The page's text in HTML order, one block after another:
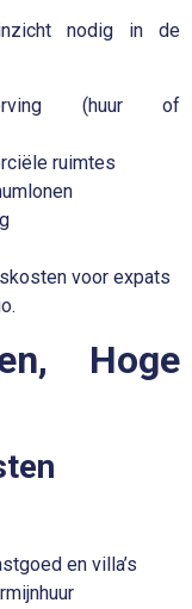
nodig in de
(huur of
ruimtes
voor expats
Hoge
en villa’s